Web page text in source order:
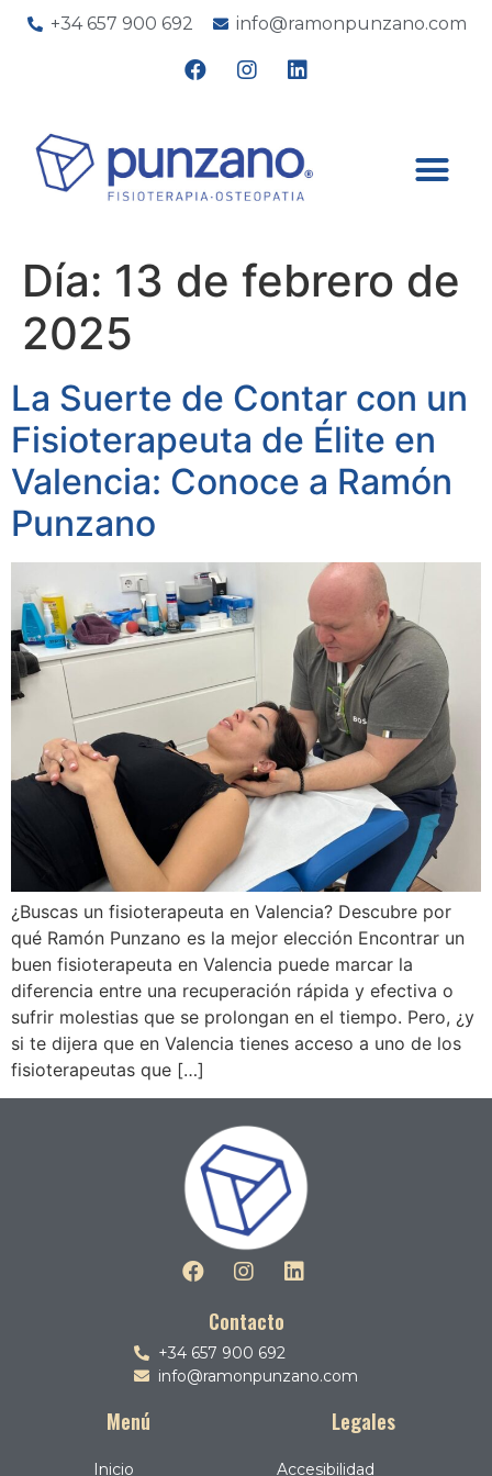
+34 657 900 692 info@ramonpunzano.com
Día: 13 de febrero de
2025
La Suerte de Contar con un
Fisioterapeuta de Élite en
Valencia: Conoce a Ramón
Punzano
¿Buscas un fisioterapeuta en Valencia? Descubre por
qué Ramón Punzano es la mejor elección Encontrar un
buen fisioterapeuta en Valencia puede marcar la
diferencia entre una recuperación rápida y efectiva o
sufrir molestias que se prolongan en el tiempo. Pero, ¿y
si te dijera que en Valencia tienes acceso a uno de los
fisioterapeutas que […]
Contacto
+34 657 900 692
info@ramonpunzano.com
Menú
Inicio
Legales
Accesibilidad